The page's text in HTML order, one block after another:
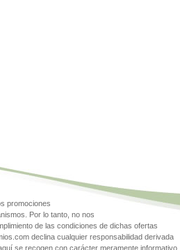
promociones
Por lo tanto, no nos
de las condiciones de dichas ofertas
declina cualquier responsabilidad derivada
se recogen con carácter meramente informativo.